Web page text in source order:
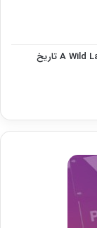
انیمه A Wild Last Boss Appeared تاریخ